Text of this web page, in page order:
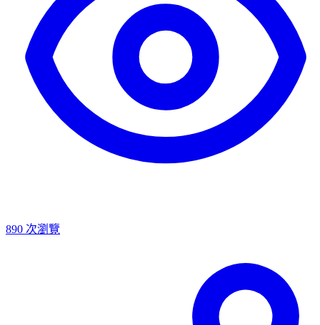
890 次瀏覽